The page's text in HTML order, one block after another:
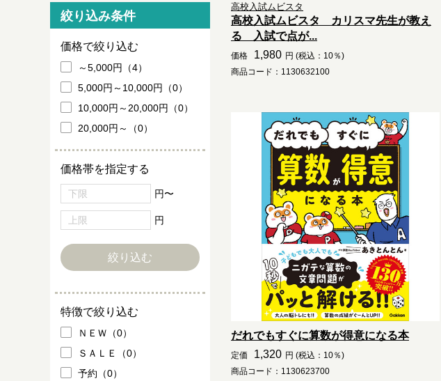
高校入試ムビスタ
高校入試ムビスタ カリスマ先生が教え
る 入試で点が...
価格 1,980 円 (税込：10％)
商品コード：1130632100
だれでもすぐに算数が得意になる本
定価 1,320 円 (税込：10％)
商品コード：1130623700
絞り込み条件
価格で絞り込む
～5,000円（4）
5,000円～10,000円（0）
10,000円～20,000円（0）
20,000円～（0）
価格帯を指定する
円〜
円
特徴で絞り込む
ＮＥＷ（0）
ＳＡＬＥ（0）
予約（0）